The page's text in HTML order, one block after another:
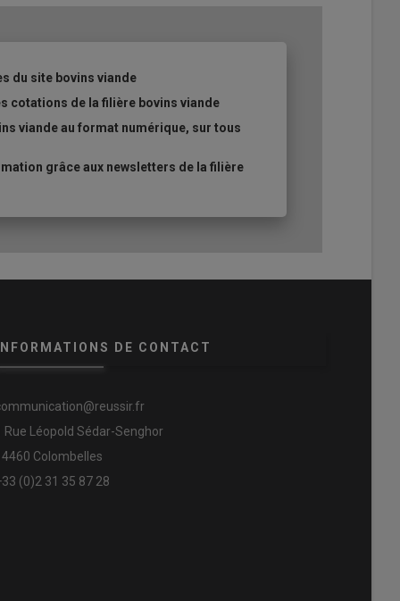
du site bovins viande
cotations de la filière bovins viande
viande au format numérique, sur tous
grâce aux newsletters de la filière
INFORMATIONS DE CONTACT
Rue Léopold Sédar-Senghor
Colombelles
(0)2 31 35 87 28